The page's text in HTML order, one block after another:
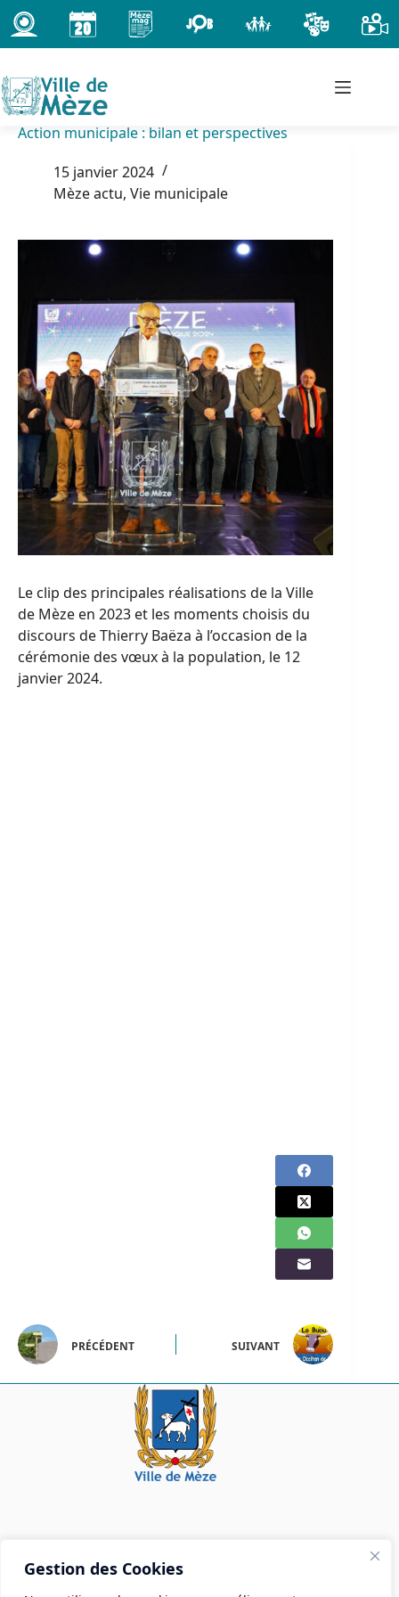
Gestion des Cookies
Passer
au
contenu
Action municipale : bilan et perspectives
15 janvier 2024
Mèze actu, Vie municipale
Le clip des principales réalisations de la Ville
de Mèze en 2023 et les moments choisis du
discours de Thierry Baëza à l’occasion de la
cérémonie des vœux à la population, le 12
janvier 2024.
PRÉCÉDENT SUIVANT
Mairie de Mèze